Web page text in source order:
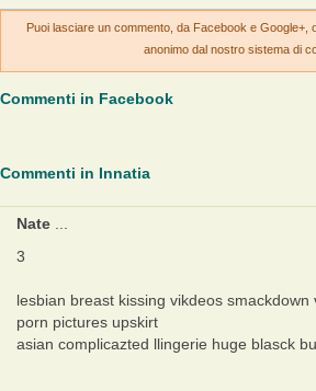
Puoi lasciare un commento, da Facebook e Google+,
anonimo dal nostro sistema di
Commenti in Facebook
Commenti in Innatia
Nate
3
lesbian breast kissing vikdeos
porn pictures upskirt
asian complicazted llingerie huge blasck